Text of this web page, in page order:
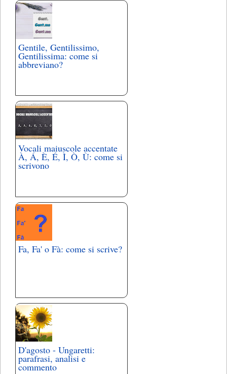
Gentile, Gentilissimo,
Gentilissima: come si
abbreviano?
Vocali maiuscole accentate
À, Á, È, É, Ì, Ò, Ù: come si
scrivono
Fa, Fa' o Fà: come si scrive?
D'agosto - Ungaretti:
parafrasi, analisi e
commento